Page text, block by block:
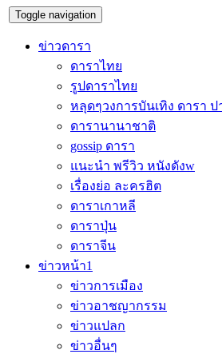
Toggle navigation
ข่าวดารา
ดาราไทย
รูปดาราไทย
หลุดๆวงการบันเทิง ดารา ป
ดารานานาชาติ
gossip ดารา
แนะนำ พรีวิว หนังดังw
เรื่องย่อ ละครฮิต
ดาราเกาหลี
ดาราปุ่น
ดาราจีน
ข่าวหน้า1
ข่าวการเมือง
ข่าวอาชญากรรม
ข่าวแปลก
ข่าวอื่นๆ